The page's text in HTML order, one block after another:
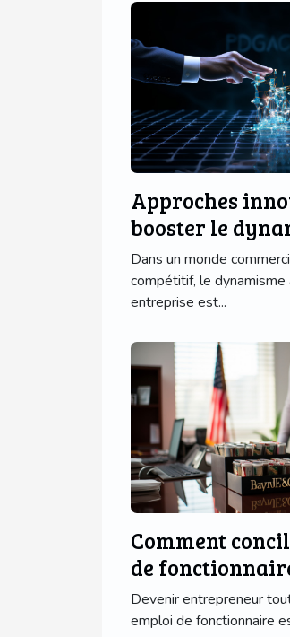
Approches
booster le
de votre
Dans un monde
compétitif, le dynamisme
entreprise est...
Comment
de
création d'une
Devenir entrepreneur
emploi de fonctionnaire